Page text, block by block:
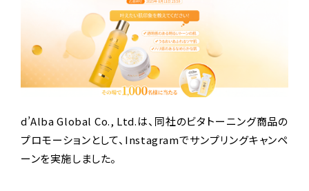
d’Alba Global Co., Ltd.は、同社のビタトーニング商品の
プロモーションとして、Instagramでサンプリングキャンペ
ーンを実施しました。